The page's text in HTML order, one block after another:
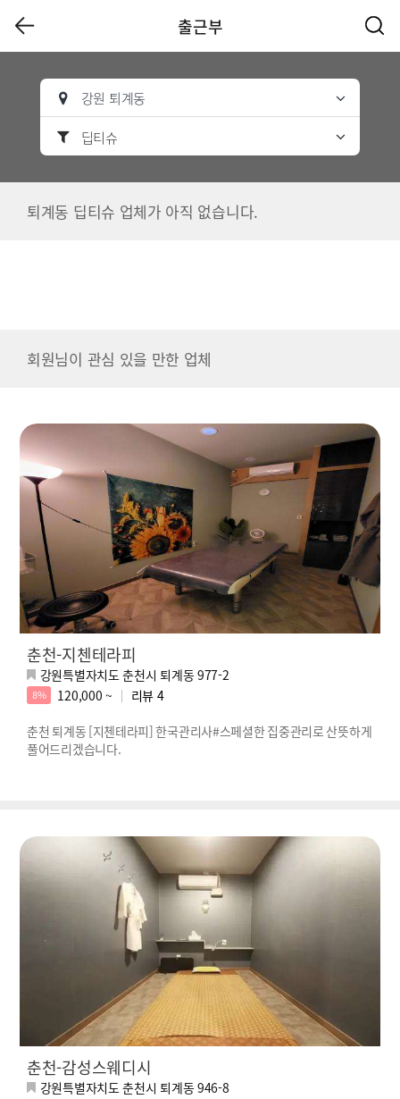
출근부
강원 퇴계동
딥티슈
퇴계동 딥티슈 업체가 아직 없습니다.
회원님이 관심 있을 만한 업체
춘천-지첸테라피
강원특별자치도 춘천시 퇴계동 977-2
8% 120,000 ~ 리뷰 4
춘천 퇴계동 [지첸테라피] 한국관리사#스페셜한 집중관리로 산뜻하게
풀어드리겠습니다.
춘천-감성스웨디시
강원특별자치도 춘천시 퇴계동 946-8